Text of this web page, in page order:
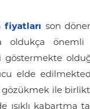
fiyatları son
oldukça önemli
elde
gözükmek ile
ışıklı kabartma